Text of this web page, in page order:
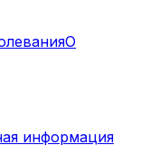
О
информация